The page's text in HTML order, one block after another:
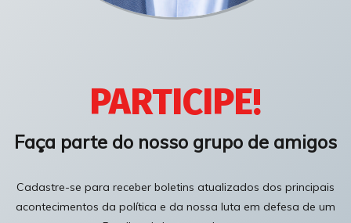
PARTICIPE!
Faça parte do nosso grupo de amigos
Cadastre-se para receber boletins atualizados dos principais
acontecimentos da política e da nossa luta em defesa de um